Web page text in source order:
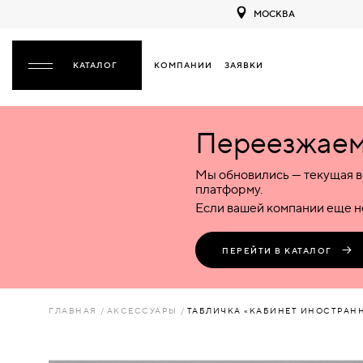
МОСКВА
КОМПАНИИ ЗАЯВКИ
НАЗАД
ПЛАСТИКОВЫЕ
КОМБИНИРОВАННЫЕ
Межкомнатные
Деревянные
Пластиковые
Комбинированные
Входные
Металлические
Пластиковые
Стеклянные
Комбинированные
Специализированные
Металлические
Пластиковые
Стеклянные
Комбинированные
Мы обновились — текущая
платформу.
Если вашей компании еще
ПЕРЕЙТИ В КАТАЛОГ
ГЛАВНАЯ АКСЕССУАРЫ ТАБЛИЧКА «КАБИНЕТ